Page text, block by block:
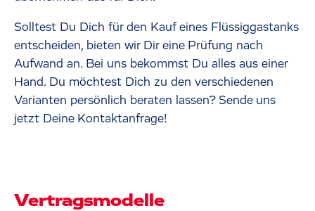
Solltest Du Dich für den Kauf eines Flüssiggastanks
entscheiden, bieten wir Dir eine Prüfung nach
Aufwand an. Bei uns bekommst Du alles aus einer
Hand. Du möchtest Dich zu den verschiedenen
Varianten persönlich beraten lassen? Sende uns
jetzt Deine Kontaktanfrage!
Vertragsmodelle